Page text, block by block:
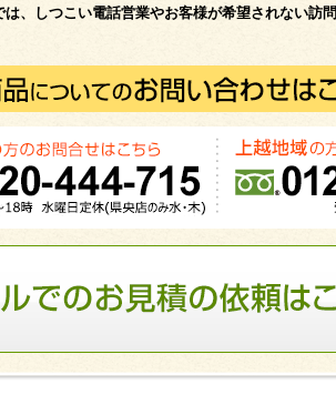
、しつこい電話営業やお客様が希望されない訪